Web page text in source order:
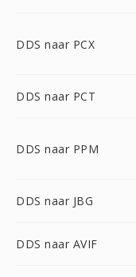
DDS naar PCX
DDS naar PCT
DDS naar PPM
DDS naar JBG
DDS naar AVIF